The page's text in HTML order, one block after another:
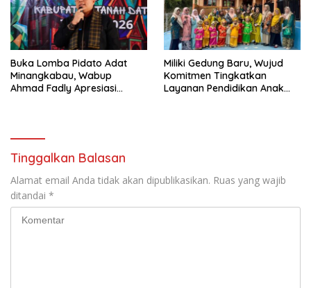
Buka Lomba Pidato Adat
Minangkabau, Wabup
Ahmad Fadly Apresiasi
Miliki Gedung Baru, Wujud
Komitmen Tingkatkan
Layanan Pendidikan Anak
Tinggalkan Balasan
Alamat email Anda tidak akan dipublikasikan. Ruas yang wajib
ditandai *